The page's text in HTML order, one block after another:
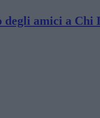
amici a Chi